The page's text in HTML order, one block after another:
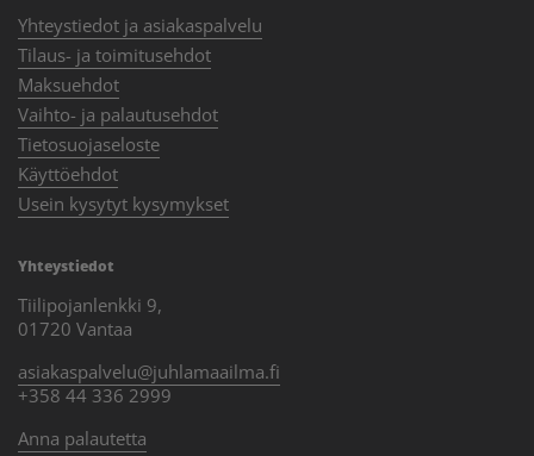
Yhteystiedot ja asiakaspalvelu
Tilaus- ja toimitusehdot
Maksuehdot
Vaihto- ja palautusehdot
Tietosuojaseloste
Käyttöehdot
Usein kysytyt kysymykset
Yhteystiedot
Tiilipojanlenkki 9,
01720 Vantaa
asiakaspalvelu@juhlamaailma.fi
+358 44 336 2999
Anna palautetta